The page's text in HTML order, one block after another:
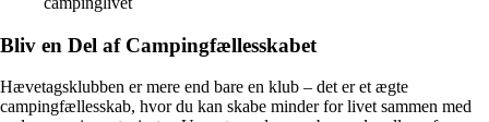
Bliv en Del af Campingfællesskabet
Hævetagsklubben er mere end bare en klub – det er et ægte
campingfællesskab, hvor du kan skabe minder for livet sammen med